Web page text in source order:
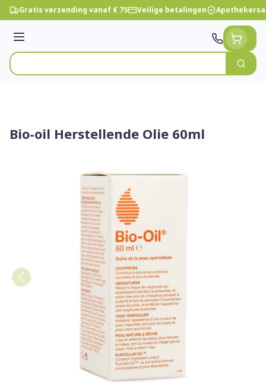
Ga naar de inhoud
Gratis verzending vanaf € 75 Veilige betalingen
Menu
Product, merk, categorie...
Zoek
Bio-oil Herstellende Olie 60ml